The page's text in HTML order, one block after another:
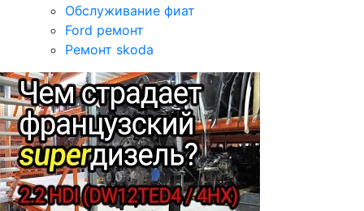
Обслуживание фиат
Ford ремонт
Ремонт skoda